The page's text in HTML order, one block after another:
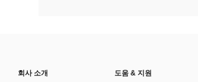
회사 소개
도움 & 지원